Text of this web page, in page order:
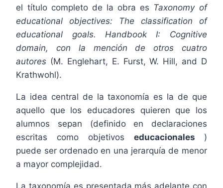
el título completo de la obra es Taxonomy of
educational objectives: The classification of
educational goals. Handbook I: Cognitive
domain, con la mención de otros cuatro
autores (M. Englehart, E. Furst, W. Hill, and D
Krathwohl).
La idea central de la taxonomía es la de que
aquello que los educadores quieren que los
alumnos sepan (definido en declaraciones
escritas como objetivos educacionales )
puede ser ordenado en una jerarquía de menor
a mayor complejidad.